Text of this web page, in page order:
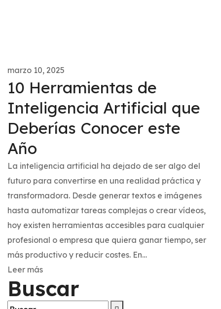
marzo 10, 2025
10 Herramientas de
Inteligencia Artificial que
Deberías Conocer este
Año
La inteligencia artificial ha dejado de ser algo del
futuro para convertirse en una realidad práctica y
transformadora. Desde generar textos e imágenes
hasta automatizar tareas complejas o crear vídeos,
hoy existen herramientas accesibles para cualquier
profesional o empresa que quiera ganar tiempo, ser
más productivo y reducir costes. En…
Leer más
Buscar